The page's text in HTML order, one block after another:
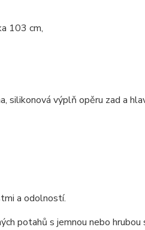
103 cm,
silikonová výplň opěru zad a
a odolností.
potahů s jemnou nebo